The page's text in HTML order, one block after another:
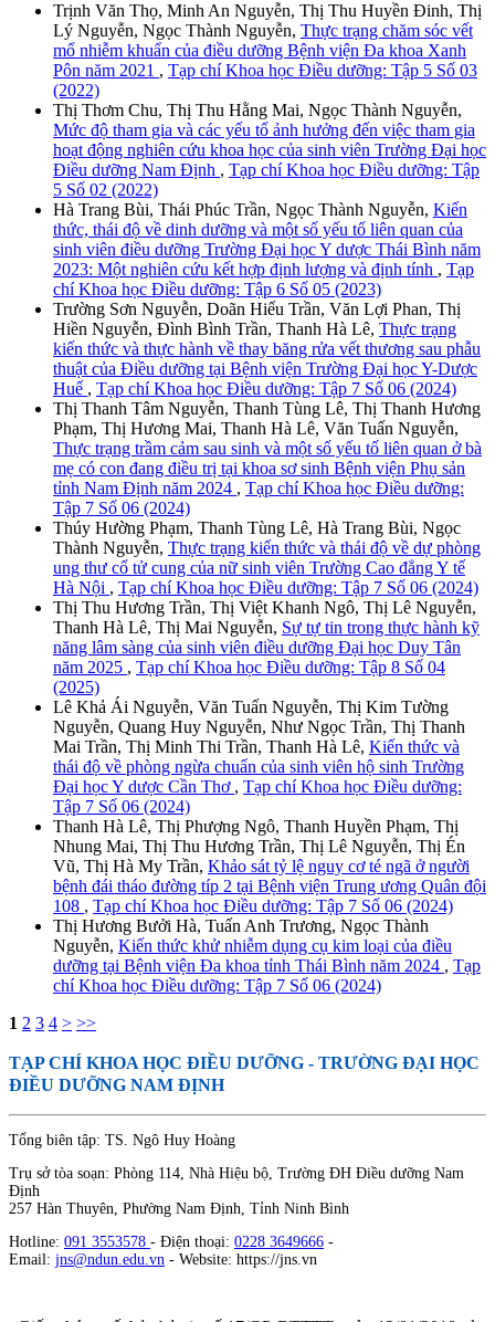
Trịnh Văn Thọ, Minh An Nguyễn, Thị Thu Huyền Đinh, Thị
Lý Nguyễn, Ngọc Thành Nguyễn, Thực trạng chăm sóc vết
mổ nhiễm khuẩn của điều dưỡng Bệnh viện Đa khoa Xanh
Pôn năm 2021 , Tạp chí Khoa học Điều dưỡng: Tập 5 Số 03
(2022)
Thị Thơm Chu, Thị Thu Hằng Mai, Ngọc Thành Nguyễn,
Mức độ tham gia và các yếu tố ảnh hưởng đến việc tham gia
hoạt động nghiên cứu khoa học của sinh viên Trường Đại học
Điều dưỡng Nam Định , Tạp chí Khoa học Điều dưỡng: Tập
5 Số 02 (2022)
Hà Trang Bùi, Thái Phúc Trần, Ngọc Thành Nguyễn, Kiến
thức, thái độ về dinh dưỡng và một số yếu tố liên quan của
sinh viên điều dưỡng Trường Đại học Y dược Thái Bình năm
2023: Một nghiên cứu kết hợp định lượng và định tính , Tạp
chí Khoa học Điều dưỡng: Tập 6 Số 05 (2023)
Trường Sơn Nguyễn, Doãn Hiếu Trần, Văn Lợi Phan, Thị
Hiền Nguyễn, Đình Bình Trần, Thanh Hà Lê, Thực trạng
kiến thức và thực hành về thay băng rửa vết thương sau phẫu
thuật của Điều dưỡng tại Bệnh viện Trường Đại học Y-Dược
Huế , Tạp chí Khoa học Điều dưỡng: Tập 7 Số 06 (2024)
Thị Thanh Tâm Nguyễn, Thanh Tùng Lê, Thị Thanh Hương
Phạm, Thị Hương Mai, Thanh Hà Lê, Văn Tuấn Nguyễn,
Thực trạng trầm cảm sau sinh và một số yếu tố liên quan ở bà
mẹ có con đang điều trị tại khoa sơ sinh Bệnh viện Phụ sản
tỉnh Nam Định năm 2024 , Tạp chí Khoa học Điều dưỡng:
Tập 7 Số 06 (2024)
Thúy Hường Phạm, Thanh Tùng Lê, Hà Trang Bùi, Ngọc
Thành Nguyễn, Thực trạng kiến thức và thái độ về dự phòng
ung thư cổ tử cung của nữ sinh viên Trường Cao đẳng Y tế
Hà Nội , Tạp chí Khoa học Điều dưỡng: Tập 7 Số 06 (2024)
Thị Thu Hương Trần, Thị Việt Khanh Ngô, Thị Lê Nguyễn,
Thanh Hà Lê, Thị Mai Nguyễn, Sự tự tin trong thực hành kỹ
năng lâm sàng của sinh viên điều dưỡng Đại học Duy Tân
năm 2025 , Tạp chí Khoa học Điều dưỡng: Tập 8 Số 04
(2025)
Lê Khả Ái Nguyễn, Văn Tuấn Nguyễn, Thị Kim Tường
Nguyễn, Quang Huy Nguyễn, Như Ngọc Trần, Thị Thanh
Mai Trần, Thị Minh Thi Trần, Thanh Hà Lê, Kiến thức và
thái độ về phòng ngừa chuẩn của sinh viên hộ sinh Trường
Đại học Y dược Cần Thơ , Tạp chí Khoa học Điều dưỡng:
Tập 7 Số 06 (2024)
Thanh Hà Lê, Thị Phượng Ngô, Thanh Huyền Phạm, Thị
Nhung Mai, Thị Thu Hương Trần, Thị Lê Nguyễn, Thị Én
Vũ, Thị Hà My Trần, Khảo sát tỷ lệ nguy cơ té ngã ở người
bệnh đái tháo đường típ 2 tại Bệnh viện Trung ương Quân đội
108 , Tạp chí Khoa học Điều dưỡng: Tập 7 Số 06 (2024)
Thị Hương Bưởi Hà, Tuấn Anh Trương, Ngọc Thành
Nguyễn, Kiến thức khử nhiễm dụng cụ kim loại của điều
dưỡng tại Bệnh viện Đa khoa tỉnh Thái Bình năm 2024 , Tạp
chí Khoa học Điều dưỡng: Tập 7 Số 06 (2024)
1 2 3 4 > >>
TẠP CHÍ KHOA HỌC ĐIỀU DƯỠNG - TRƯỜNG ĐẠI HỌC
ĐIỀU DƯỠNG NAM ĐỊNH
Tổng biên tập: TS. Ngô Huy Hoàng
Trụ sở tòa soạn: Phòng 114, Nhà Hiệu bộ, Trường ĐH Điều dưỡng Nam
Định
257 Hàn Thuyên, Phường Nam Định, Tỉnh Ninh Bình
Hotline: 091 3553578 - Điện thoại: 0228 3649666 -
Email: jns@ndun.edu.vn - Website: https://jns.vn